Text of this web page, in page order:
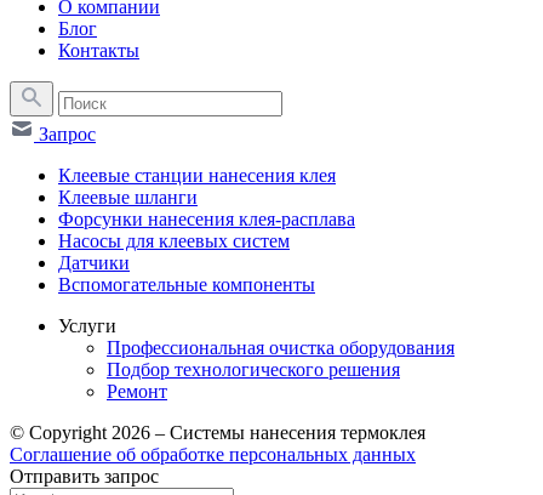
О компании
Блог
Контакты
Запрос
Клеевые станции нанесения клея
Клеевые шланги
Форсунки нанесения клея-расплава
Насосы для клеевых систем
Датчики
Вспомогательные компоненты
Услуги
Профессиональная очистка оборудования
Подбор технологического решения
Ремонт
© Copyright 2026 – Системы нанесения термоклея
Соглашение об обработке персональных данных
Отправить запрос